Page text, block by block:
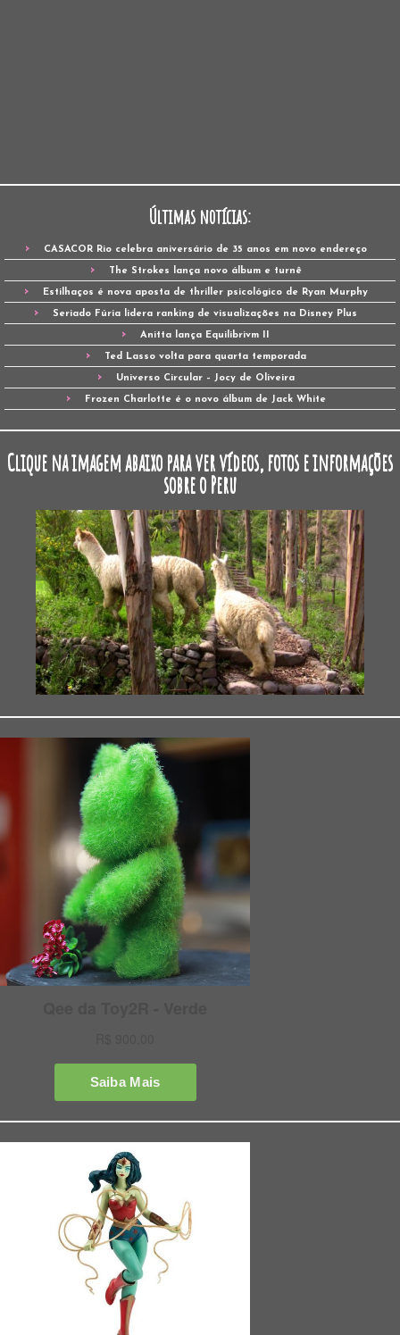
Últimas notícias:
CASACOR Rio celebra aniversário de 35 anos em novo endereço
The Strokes lança novo álbum e turnê
Estilhaços é nova aposta de thriller psicológico de Ryan Murphy
Seriado Fúria lidera ranking de visualizações na Disney Plus
Anitta lança Equilibrivm II
Ted Lasso volta para quarta temporada
Universo Circular – Jocy de Oliveira
Frozen Charlotte é o novo álbum de Jack White
Clique na imagem abaixo para ver vídeos, fotos e informações
sobre o Peru